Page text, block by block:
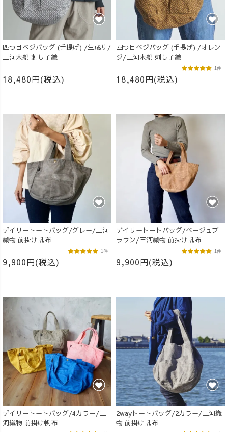
四つ目ベジバッグ (手提げ) /生成り/
三河木綿 刺し子織
18,480円(税込)
四つ目ベジバッグ (手提げ) /オレン
ジ/三河木綿 刺し子織
18,480円(税込)
1件
デイリートートバッグ/グレー/三河
織物 前掛け帆布
9,900円(税込)
1件
デイリートートバッグ/ベージュブ
ラウン/三河織物 前掛け帆布
9,900円(税込)
1件
デイリートートバッグ/4カラー/三
河織物 前掛け帆布
2wayトートバッグ/2カラー/三河織
物 前掛け帆布